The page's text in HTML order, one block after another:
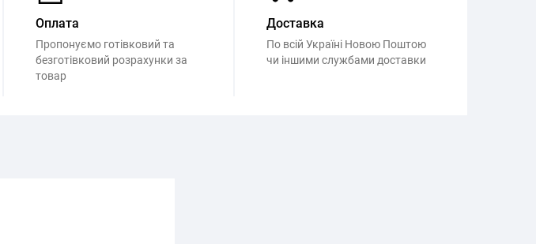
Оплата
Пропонуємо готівковий та
безготівковий розрахунки за
товар
Доставка
По всій Україні Новою Поштою
чи іншими службами доставки